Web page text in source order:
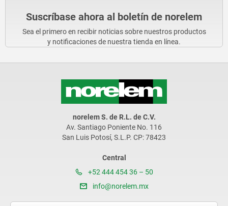
Suscríbase ahora al boletín de norelem
Sea el primero en recibir noticias sobre nuestros productos
y notificaciones de nuestra tienda en línea.
norelem S. de R.L. de C.V.
Av. Santiago Poniente No. 116
San Luis Potosí, S.L.P. CP: 78423
Central
+52 444 454 36 – 50
info@norelem.mx